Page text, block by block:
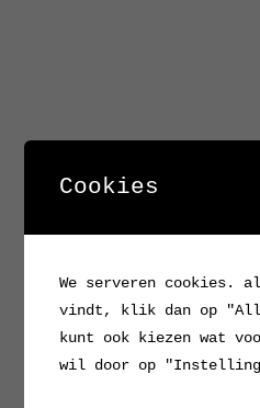
Cookies
We serveren cookies.
vindt, klik dan op
kunt ook kiezen wat
wil door op